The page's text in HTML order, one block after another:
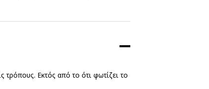
τρόπους. Εκτός από το ότι φωτίζει το